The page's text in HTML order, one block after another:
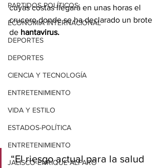
PARTIDOS POLÍTICOS
ECONOMÍA INTERNACIONAL
DEPORTES
DEPORTES
CIENCIA Y TECNOLOGÍA
ENTRETENIMIENTO
VIDA Y ESTILO
ESTADOS-POLÍTICA
ENTRETENIMIENTO
JALISCO-ENRIQUE ALFARO
cuyas costas llegará en unas horas el
crucero donde se ha declarado un brote
de hantavirus.
“El riesgo actual para la salud